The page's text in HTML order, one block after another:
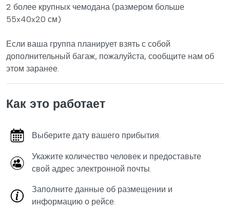
2 более крупных чемодана (размером больше
55x40x20 см)
Если ваша группа планирует взять с собой
дополнительный багаж, пожалуйста, сообщите нам об
этом заранее.
Как это работает
Выберите дату вашего прибытия.
Укажите количество человек и предоставьте
свой адрес электронной почты.
Заполните данные об размещении и
информацию о рейсе.